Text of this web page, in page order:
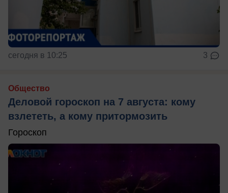
сегодня в 10:25 3
Общество
Деловой гороскоп на 7 августа: кому
взлететь, а кому притормозить
Гороскоп